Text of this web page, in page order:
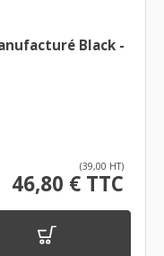
Black -
(39,00 HT)
46,80 € TTC